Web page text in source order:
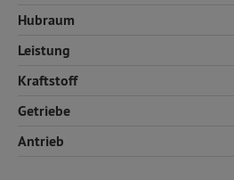
Hubraum
Leistung
Kraftstoff
Getriebe
Antrieb